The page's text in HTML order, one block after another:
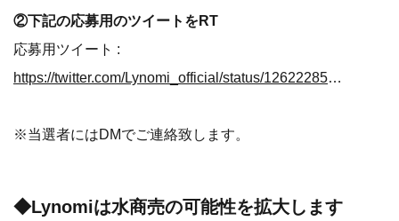
②下記の応募用のツイートをRT
応募用ツイート :
https://twitter.com/Lynomi_official/status/1262228583801593856
※当選者にはDMでご連絡致します。
◆Lynomiは水商売の可能性を拡大します